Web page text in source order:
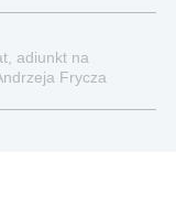
adiunkt na
Frycza